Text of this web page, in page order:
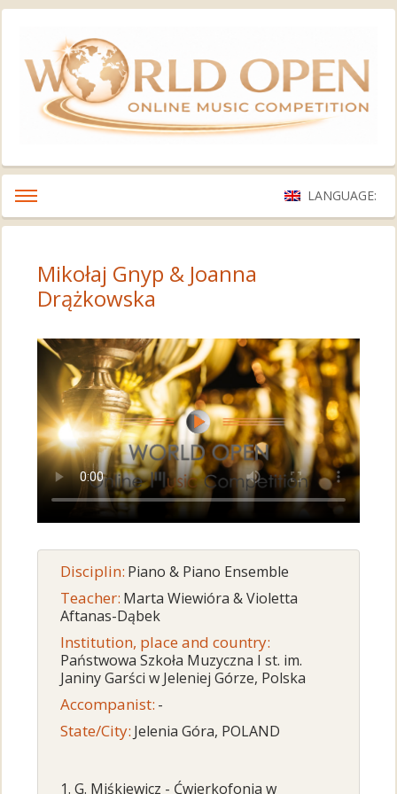
LANGUAGE:
Mikołaj Gnyp & Joanna
Drążkowska
Disciplin: Piano & Piano Ensemble
Teacher: Marta Wiewióra & Violetta
Aftanas-Dąbek
Institution, place and country:
Państwowa Szkoła Muzyczna I st. im.
Janiny Garści w Jeleniej Górze, Polska
Accompanist: -
State/City: Jelenia Góra, POLAND
1. G. Miśkiewicz - Ćwierkofonia w